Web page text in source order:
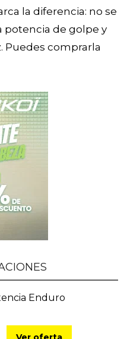
la diferencia: no se
potencia de golpe y
Puedes comprarla
Enduro